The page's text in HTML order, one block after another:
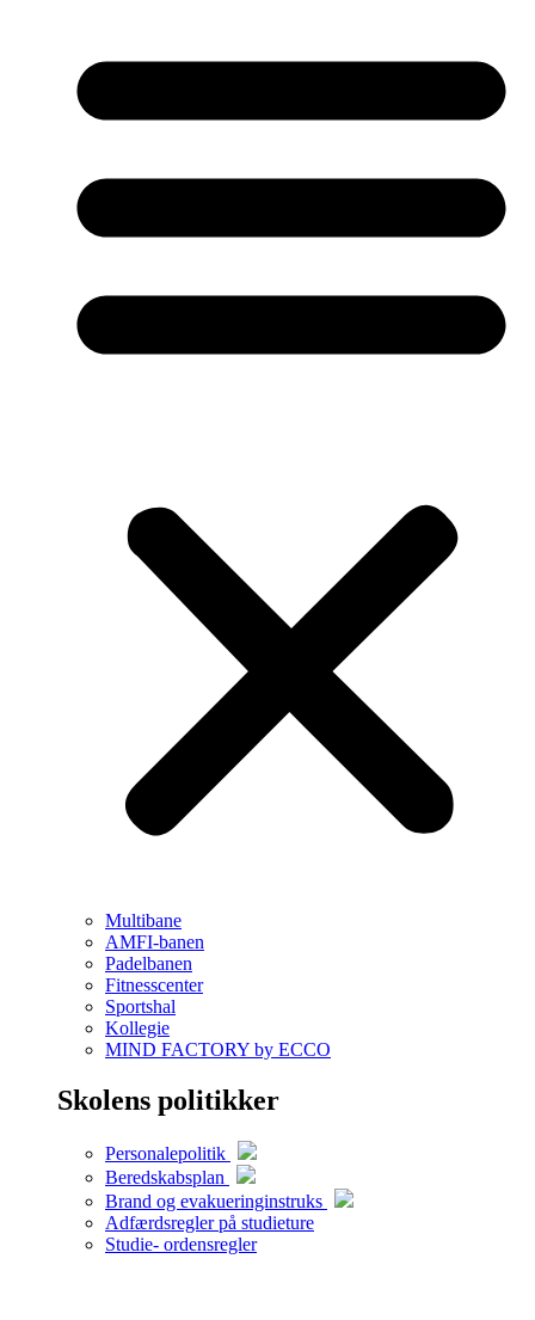
Multibane
AMFI-banen
Padelbanen
Fitnesscenter
Sportshal
Kollegie
MIND FACTORY by ECCO
Skolens politikker
Personalepolitik
Beredskabsplan
Brand og evakueringinstruks
Adfærdsregler på studieture
Studie- ordensregler